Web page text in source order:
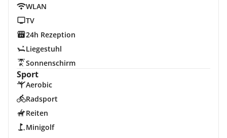
WLAN
TV
24h Rezeption
Liegestuhl
Sonnenschirm
Sport
Aerobic
Radsport
Reiten
Minigolf